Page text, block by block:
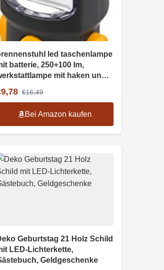
led taschenlampe
batterie, 250+100 lm,
mit haken und
€16,49
Bei Amazon kaufen
Geburtstag 21 Holz Schild
LED-Lichterkette,
Geldgeschenke